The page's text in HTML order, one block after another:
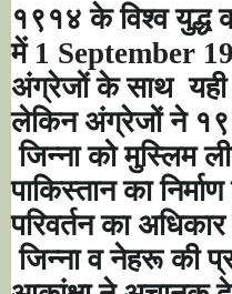
१९१४ के विश्व युद्ध
में 1 September
अंग्रेजों के साथ
लेकिन अंग्रेजों ने
जिन्ना को मुस्लिम
पाकिस्तान का
परिवर्तन का
जिन्ना व नेहरू की